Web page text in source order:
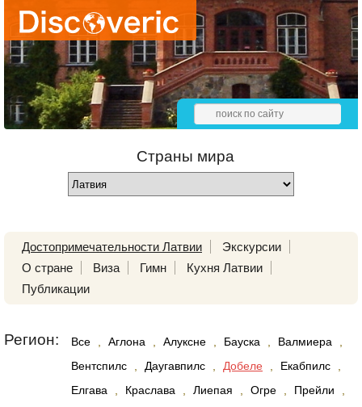
Страны мира
Достопримечательности Латвии
Экскурсии
О стране
Виза Гимн
Кухня Латвии
Публикации
Регион: Все Аглона Алуксне Бауска Валмиера
Вентспилс
Даугавпилс Добеле Екабпилс
Елгава
Краслава Лиепая Огре Прейли